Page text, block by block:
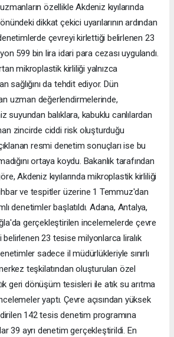
özellikle Akdeniz kıyılarında
dikkat çekici uyarılarının ardından
çevreyi kirlettiği belirlenen 23
599 bin lira idari para cezası uygulandı.
mikroplastik kirliliği yalnızca
sağlığını da tehdit ediyor. Dün
uzman değerlendirmelerinde,
suyundan balıklara, kabuklu canlılardan
zincirde ciddi risk oluşturduğu
resmi denetim sonuçları ise bu
ortaya koydu. Bakanlık tarafından
Akdeniz kıyılarında mikroplastik kirliliği
ve tespitler üzerine 1 Temmuz'dan
denetimler başlatıldı. Adana, Antalya,
gerçekleştirilen incelemelerde çevre
belirlenen 23 tesise milyonlarca liralık
sadece il müdürlükleriyle sınırlı
teşkilatından oluşturulan özel
geri dönüşüm tesisleri ile atık su arıtma
yaptı. Çevre açısından yüksek
142 tesis denetim programına
39 ayrı denetim gerçekleştirildi. En